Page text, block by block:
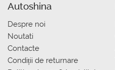
Autoshina
Despre noi
Noutati
Contacte
Condiții de returnare